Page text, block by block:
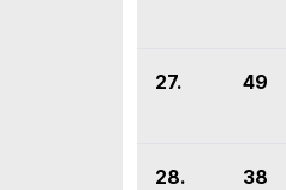
27. 49
28. 38